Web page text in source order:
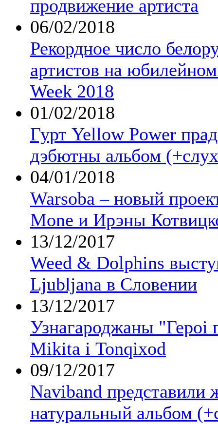
продвижение артиста
06/02/2018
Рекордное число
артистов на
Week 2018
01/02/2018
Гурт Yellow Power
дэбютны альбом
04/01/2018
Warsoba – новый
Mone и Ирэны
13/12/2017
Weed & Dolphins
Ljubljana в Словении
13/12/2017
Узнагароджаны "Героі
Mikita і Tonqixod
09/12/2017
Naviband представили
натуральный альбом